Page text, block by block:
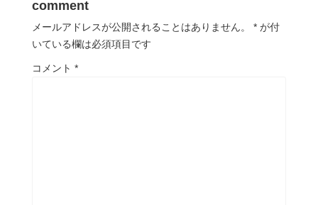
comment
メールアドレスが公開されることはありません。 * が付
いている欄は必須項目です
コメント *